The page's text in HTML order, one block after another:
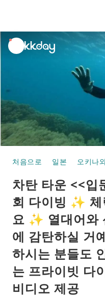
unread
notifications
처음으로 일본 오키나
차탄 타운 <<입
회 다이빙 ✨
요 ✨ 열대어와
에 감탄하실 거
하시는 분들도
는 프라이빗 다
비디오 제공